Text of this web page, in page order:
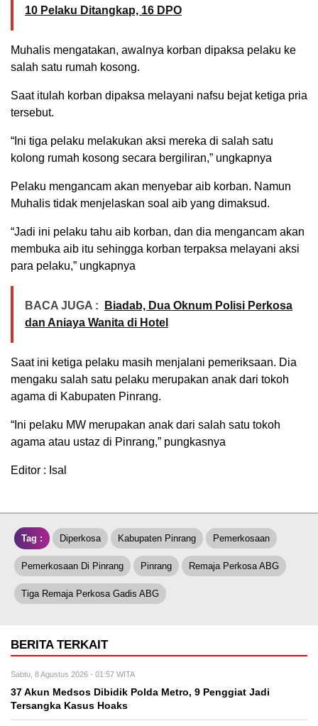
10 Pelaku Ditangkap, 16 DPO
Muhalis mengatakan, awalnya korban dipaksa pelaku ke
salah satu rumah kosong.
Saat itulah korban dipaksa melayani nafsu bejat ketiga pria
tersebut.
“Ini tiga pelaku melakukan aksi mereka di salah satu
kolong rumah kosong secara bergiliran,” ungkapnya
Pelaku mengancam akan menyebar aib korban. Namun
Muhalis tidak menjelaskan soal aib yang dimaksud.
“Jadi ini pelaku tahu aib korban, dan dia mengancam akan
membuka aib itu sehingga korban terpaksa melayani aksi
para pelaku,” ungkapnya
BACA JUGA :
Biadab, Dua Oknum Polisi Perkosa
dan Aniaya Wanita di Hotel
Saat ini ketiga pelaku masih menjalani pemeriksaan. Dia
mengaku salah satu pelaku merupakan anak dari tokoh
agama di Kabupaten Pinrang.
“Ini pelaku MW merupakan anak dari salah satu tokoh
agama atau ustaz di Pinrang,” pungkasnya
Editor : Isal
Tag : Diperkosa Kabupaten Pinrang Pemerkosaan
Pemerkosaan Di Pinrang Pinrang Remaja Perkosa ABG
Tiga Remaja Perkosa Gadis ABG
BERITA TERKAIT
Sabtu, 8 Agustus 2026 - 01:57 WITA
37 Akun Medsos Dibidik Polda Metro, 9 Penggiat Jadi
Tersangka Kasus Hoaks